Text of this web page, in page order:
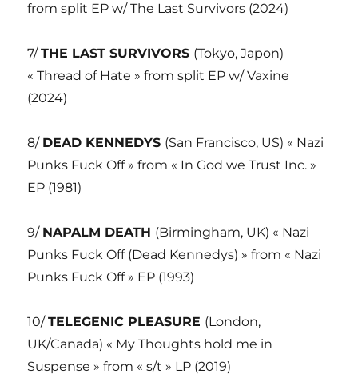
from split EP w/ The Last Survivors (2024)
7/THE LAST SURVIVORS (Tokyo, Japon)
« Thread of Hate » from split EP w/ Vaxine
(2024)
8/ DEAD KENNEDYS (San Francisco, US) « Nazi
Punks Fuck Off » from « In God we Trust Inc. »
EP (1981)
9/ NAPALM DEATH (Birmingham, UK) « Nazi
Punks Fuck Off (Dead Kennedys) » from « Nazi
Punks Fuck Off » EP (1993)
10/TELEGENIC PLEASURE (London,
UK/Canada) « My Thoughts hold me in
Suspense » from « s/t » LP (2019)